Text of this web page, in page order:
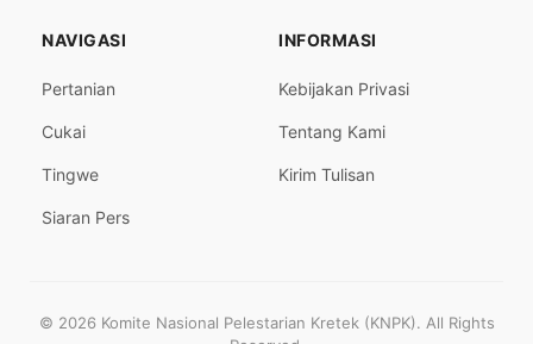
NAVIGASI
Pertanian
Cukai
Tingwe
Siaran Pers
INFORMASI
Kebijakan Privasi
Tentang Kami
Kirim Tulisan
© 2026 Komite Nasional Pelestarian Kretek (KNPK). All Rights